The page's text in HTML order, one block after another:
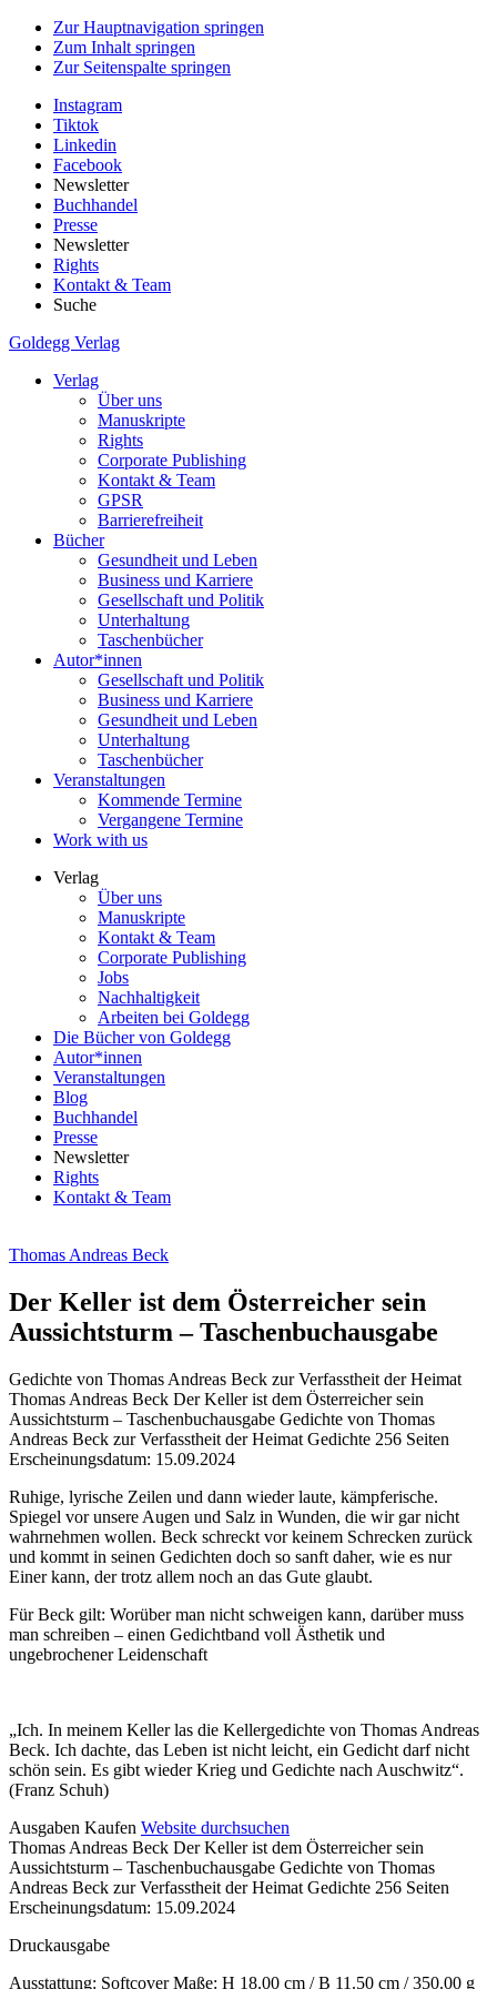
Zur Hauptnavigation springen
Zum Inhalt springen
Zur Seitenspalte springen
Instagram
Tiktok
Linkedin
Facebook
Newsletter
Buchhandel
Presse
Newsletter
Rights
Kontakt & Team
Suche
Goldegg Verlag
Verlag
Über uns
Manuskripte
Rights
Corporate Publishing
Kontakt & Team
GPSR
Barrierefreiheit
Bücher
Gesundheit und Leben
Business und Karriere
Gesellschaft und Politik
Unterhaltung
Taschenbücher
Autor*innen
Gesellschaft und Politik
Business und Karriere
Gesundheit und Leben
Unterhaltung
Taschenbücher
Veranstaltungen
Kommende Termine
Vergangene Termine
Work with us
Verlag
Über uns
Manuskripte
Kontakt & Team
Corporate Publishing
Jobs
Nachhaltigkeit
Arbeiten bei Goldegg
Die Bücher von Goldegg
Autor*innen
Veranstaltungen
Blog
Buchhandel
Presse
Newsletter
Rights
Kontakt & Team
Thomas Andreas Beck
Der Keller ist dem Österreicher sein
Aussichtsturm – Taschenbuchausgabe
Gedichte von Thomas Andreas Beck zur Verfasstheit der Heimat
Beschreibung
Thomas Andreas Beck Der Keller ist dem Österreicher sein
Aussichtsturm – Taschenbuchausgabe Gedichte von Thomas
Andreas Beck zur Verfasstheit der Heimat Gedichte 256 Seiten
Erscheinungsdatum: 15.09.2024
Beschreibung
Ruhige, lyrische Zeilen und dann wieder laute, kämpferische.
Spiegel vor unsere Augen und Salz in Wunden, die wir gar nicht
wahrnehmen wollen. Beck schreckt vor keinem Schrecken zurück
und kommt in seinen Gedichten doch so sanft daher, wie es nur
Einer kann, der trotz allem noch an das Gute glaubt.
Für Beck gilt: Worüber man nicht schweigen kann, darüber muss
man schreiben – einen Gedichtband voll Ästhetik und
ungebrochener Leidenschaft
„Ich. In meinem Keller las die Kellergedichte von Thomas Andreas
Beck. Ich dachte, das Leben ist nicht leicht, ein Gedicht darf nicht
schön sein. Es gibt wieder Krieg und Gedichte nach Auschwitz“.
(Franz Schuh)
Details
und
Inhalte
Ausgaben Kaufen Website durchsuchen
Thomas Andreas Beck Der Keller ist dem Österreicher sein
Aussichtsturm – Taschenbuchausgabe Gedichte von Thomas
Andreas Beck zur Verfasstheit der Heimat Gedichte 256 Seiten
Erscheinungsdatum: 15.09.2024
Druckausgabe
Ausstattung: Softcover Maße: H 18.00 cm / B 11.50 cm / 350.00 g